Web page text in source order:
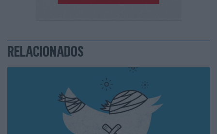
RELACIONADOS